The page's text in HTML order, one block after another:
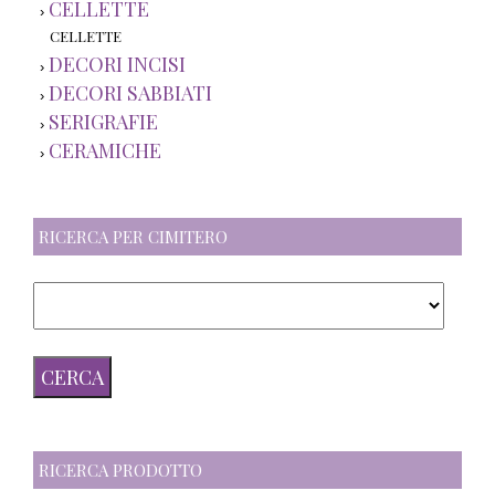
› CELLETTE
CELLETTE
› DECORI INCISI
› DECORI SABBIATI
› SERIGRAFIE
› CERAMICHE
RICERCA PER CIMITERO
RICERCA PRODOTTO